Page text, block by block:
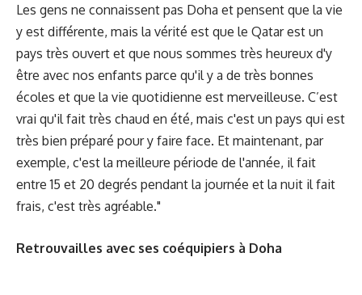
Les gens ne connaissent pas Doha et pensent que la vie
y est différente, mais la vérité est que le Qatar est un
pays très ouvert et que nous sommes très heureux d'y
être avec nos enfants parce qu'il y a de très bonnes
écoles et que la vie quotidienne est merveilleuse. C’est
vrai qu'il fait très chaud en été, mais c'est un pays qui est
très bien préparé pour y faire face. Et maintenant, par
exemple, c'est la meilleure période de l'année, il fait
entre 15 et 20 degrés pendant la journée et la nuit il fait
frais, c'est très agréable."
Retrouvailles avec ses coéquipiers à Doha